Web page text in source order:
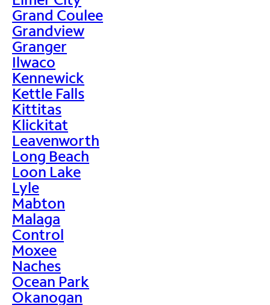
Grand Coulee
Grandview
Granger
Ilwaco
Kennewick
Kettle Falls
Kittitas
Klickitat
Leavenworth
Long Beach
Loon Lake
Lyle
Mabton
Malaga
Control
Moxee
Naches
Ocean Park
Okanogan